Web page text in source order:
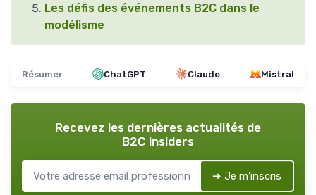
Les défis des événements B2C dans le
modélisme
Résumer ChatGPT Claude Mistral
Recevez les dernières actualités de
B2C insiders
➔ Je m'inscris